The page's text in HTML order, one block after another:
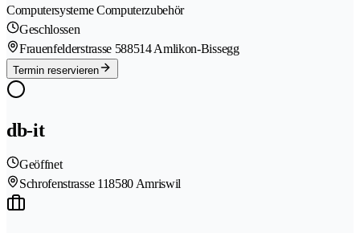
Computersysteme Computerzubehör
Geschlossen
Frauenfelderstrasse 588514 Amlikon-Bissegg
Termin reservieren
db-it
Geöffnet
Schrofenstrasse 118580 Amriswil